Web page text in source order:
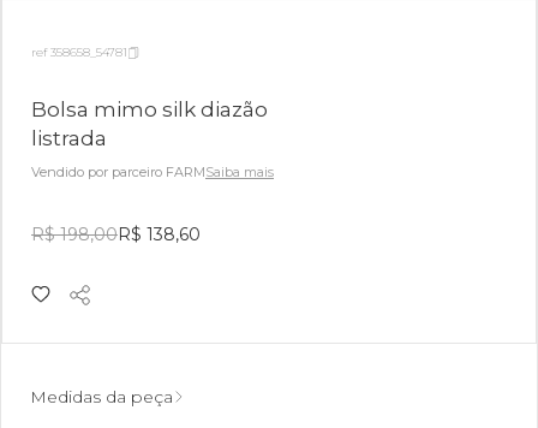
ref 358658_54781
Bolsa mimo silk diazão
listrada
Vendido por parceiro FARMSaiba mais
R$ 198,00R$ 138,60
Medidas da peça